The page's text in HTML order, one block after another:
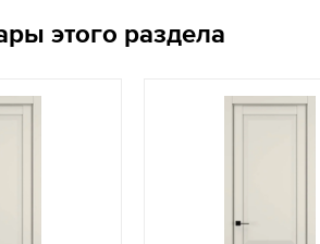
этого раздела